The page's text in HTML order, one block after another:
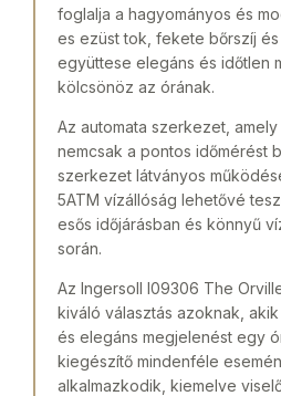
foglalja a hagyományos és
es ezüst tok, fekete bőrszíj
együttese elegáns és időtlen
kölcsönöz az órának.
Az automata szerkezet, amely
nemcsak a pontos időmérést
szerkezet látványos
5ATM vízállóság lehetővé
esős időjárásban és könnyű
során.
Az Ingersoll I09306 The
kiváló választás azoknak,
és elegáns megjelenést egy
kiegészítő mindenféle
alkalmazkodik, kiemelve